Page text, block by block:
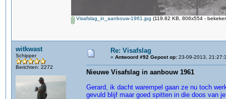
Visafslag_in_aanbouw-1961.jpg (119.82 KB, 806x554 -
witkwast
Schipper
Berichten: 2272
Re: Visafslag
« Antwoord #92 Gepost op:23-09-2013,
Nieuwe Visafslag in aanbouw 1961
Gerard, ik dacht warempel gaan ze nu toch
gevuld blijf maar goed spitten in die doos van